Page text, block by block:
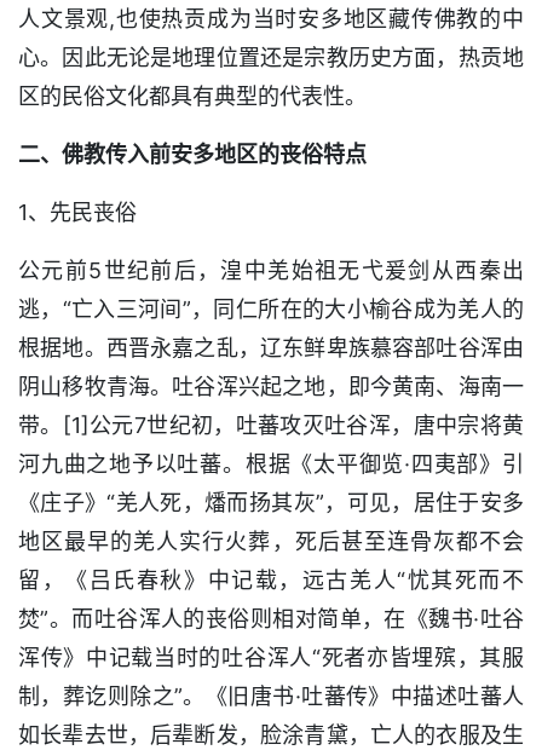
人文景观,也使热贡成为当时安多地区藏传佛教的中
心。因此无论是地理位置还是宗教历史方面，热贡地
区的民俗文化都具有典型的代表性。
二、佛教传入前安多地区的丧俗特点
1、先民丧俗
公元前5世纪前后，湟中羌始祖无弋爰剑从西秦出
逃，“亡入三河间”，同仁所在的大小榆谷成为羌人的
根据地。西晋永嘉之乱，辽东鲜卑族慕容部吐谷浑由
阴山移牧青海。吐谷浑兴起之地，即今黄南、海南一
带。[1]公元7世纪初，吐蕃攻灭吐谷浑，唐中宗将黄
河九曲之地予以吐蕃。根据《太平御览·四夷部》引
《庄子》“羌人死，燔而扬其灰”，可见，居住于安多
地区最早的羌人实行火葬，死后甚至连骨灰都不会
留，《吕氏春秋》中记载，远古羌人“忧其死而不
焚”。而吐谷浑人的丧俗则相对简单，在《魏书·吐谷
浑传》中记载当时的吐谷浑人“死者亦皆埋殡，其服
制，葬讫则除之”。《旧唐书·吐蕃传》中描述吐蕃人
如长辈去世，后辈断发，脸涂青黛，亡人的衣服及生